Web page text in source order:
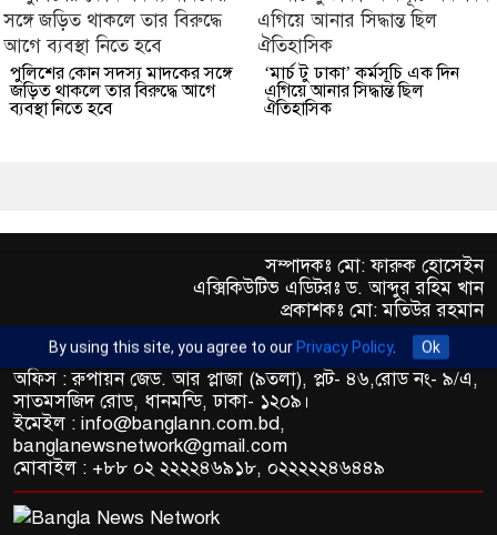
পুলিশের কোন সদস্য মাদকের সঙ্গে
জড়িত থাকলে তার বিরুদ্ধে আগে
ব্যবস্থা নিতে হবে
‘মার্চ টু ঢাকা’ কর্মসূচি এক দিন
এগিয়ে আনার সিদ্ধান্ত ছিল
ঐতিহাসিক
সম্পাদকঃ মো: ফারুক হোসেইন
এক্সিকিউটিভ এডিটরঃ ড. আব্দুর রহিম খান
প্রকাশকঃ মো: মতিউর রহমান
অফিস : রুপায়ন জেড. আর প্লাজা (৯তলা), প্লট- ৪৬,রোড নং- ৯/এ,
সাতমসজিদ রোড, ধানমন্ডি, ঢাকা- ১২০৯।
ইমেইল : info@banglann.com.bd,
banglanewsnetwork@gmail.com
মোবাইল : +৮৮ ০২ ২২২২৪৬৯১৮, ০২২২২২৪৬৪৪৯
By using this site, you agree to ourPrivacy Policy. Ok